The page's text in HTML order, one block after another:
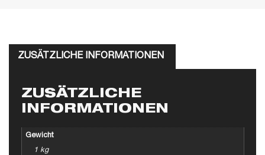
ZUSÄTZLICHE INFORMATIONEN
ZUSÄTZLICHE
INFORMATIONEN
Gewicht
1 kg